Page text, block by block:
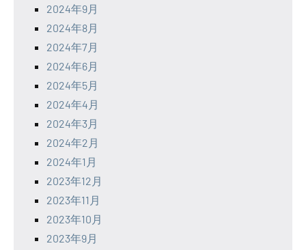
2024年9月
2024年8月
2024年7月
2024年6月
2024年5月
2024年4月
2024年3月
2024年2月
2024年1月
2023年12月
2023年11月
2023年10月
2023年9月